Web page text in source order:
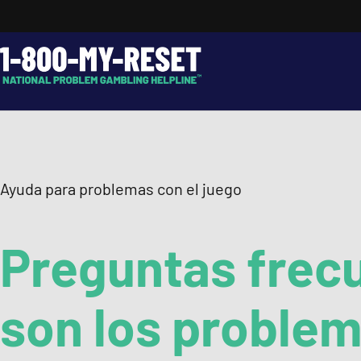
content
Call.
1-800-MY-RESET
Ayuda para problemas con el juego
Preguntas
son los